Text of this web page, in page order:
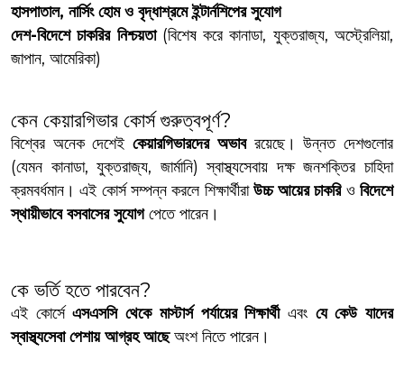
হাসপাতাল, নার্সিং হোম ও বৃদ্ধাশ্রমে ইন্টার্নশিপের সুযোগ
দেশ-বিদেশে চাকরির নিশ্চয়তা(বিশেষ করে কানাডা, যুক্তরাজ্য, অস্ট্রেলিয়া,
জাপান, আমেরিকা)
কেন কেয়ারগিভার কোর্স গুরুত্বপূর্ণ?
বিশ্বের অনেক দেশেইকেয়ারগিভারদের অভাবরয়েছে। উন্নত দেশগুলোর
(যেমন কানাডা, যুক্তরাজ্য, জার্মানি) স্বাস্থ্যসেবায় দক্ষ জনশক্তির চাহিদা
ক্রমবর্ধমান। এই কোর্স সম্পন্ন করলে শিক্ষার্থীরাউচ্চ আয়ের চাকরিওবিদেশে
স্থায়ীভাবে বসবাসের সুযোগপেতে পারেন।
কে ভর্তি হতে পারবেন?
এই কোর্সেএসএসসি থেকে মাস্টার্স পর্যায়ের শিক্ষার্থীএবং যে কেউ যাদের
স্বাস্থ্যসেবা পেশায় আগ্রহ আছেঅংশ নিতে পারেন।